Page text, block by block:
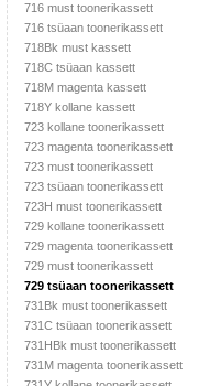
716 must toonerikassett
716 tsüaan toonerikassett
718Bk must kassett
718C tsüaan kassett
718M magenta kassett
718Y kollane kassett
723 kollane toonerikassett
723 magenta toonerikassett
723 must toonerikassett
723 tsüaan toonerikassett
723H must toonerikassett
729 kollane toonerikassett
729 magenta toonerikassett
729 must toonerikassett
729 tsüaan toonerikassett
731Bk must toonerikassett
731C tsüaan toonerikassett
731HBk must toonerikassett
731M magenta toonerikassett